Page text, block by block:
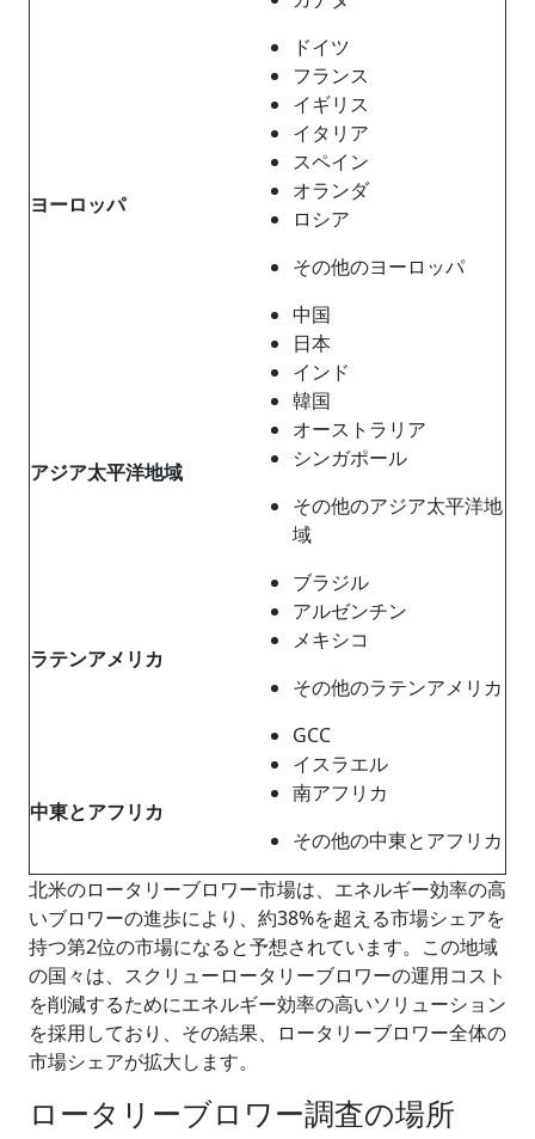
ヨーロッパ
ドイツ
フランス
イギリス
イタリア
スペイン
オランダ
ロシア
その他のヨーロッパ
アジア太平洋地域
中国
日本
インド
韓国
オーストラリア
シンガポール
その他のアジア太平洋地
域
ラテンアメリカ
ブラジル
アルゼンチン
メキシコ
その他のラテンアメリカ
中東とアフリカ
GCC
イスラエル
南アフリカ
その他の中東とアフリカ
北米のロータリーブロワー市場は、エネルギー効率の高
いブロワーの進歩により、約38%を超える市場シェアを
持つ第2位の市場になると予想されています。この地域
の国々は、スクリューロータリーブロワーの運用コスト
を削減するためにエネルギー効率の高いソリューション
を採用しており、その結果、ロータリーブロワー全体の
市場シェアが拡大します。
ロータリーブロワー調査の場所